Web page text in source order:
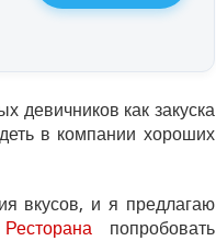
девичников как закуска
в компании хороших
вкусов, и я предлагаю
попробовать